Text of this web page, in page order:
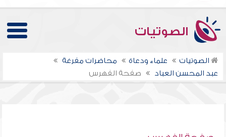
الصوتيات
الصوتيات علماء ودعاة
محاضرات مفرغة
عبد المحسن العباد
صفحة الفهرس